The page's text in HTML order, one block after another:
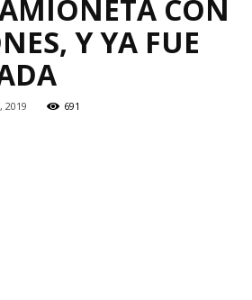
CON
Y YA FUE
2019 691